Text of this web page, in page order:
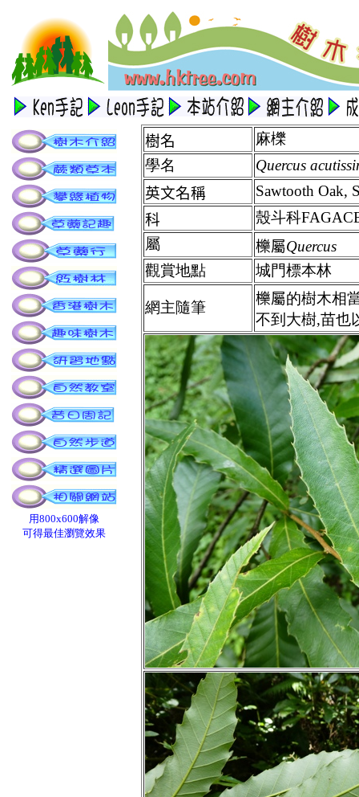
用800x600解像
可得最佳瀏覽效果
樹名
麻櫟
學名
Quercus
英文名稱
Sawtooth Oak,
科
殼斗科
屬
櫟屬Quercus
觀賞地點
城門標本林
網主隨筆
櫟屬的樹木相
不到大樹,苗也